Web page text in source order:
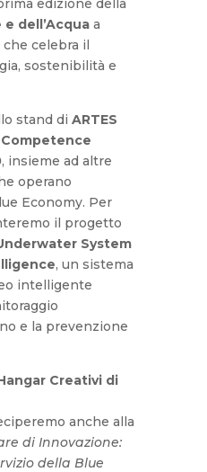
edizione della
dell’Acquaa
celebra il
sostenibilità e
stand di ARTES
Competence
, insieme ad altre
operano
Economy. Per
il progetto
System
, un sistema
intelligente
e la prevenzione
Creativi di
anche alla
di Innovazione:
della Blue